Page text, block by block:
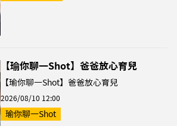
【瑜你聊一Shot】爸爸放心育兒
【瑜你聊一Shot】爸爸放心育兒
2026/08/10 12:00
瑜你聊一Shot